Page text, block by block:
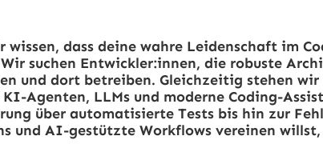
dass deine wahre Leidenschaft im
suchen Entwickler:innen, die robuste
und dort betreiben. Gleichzeitig stehen wir
Agenten, LLMs und moderne Coding-
über automatisierte Tests bis hin zur
und AI-gestützte Workflows vereinen